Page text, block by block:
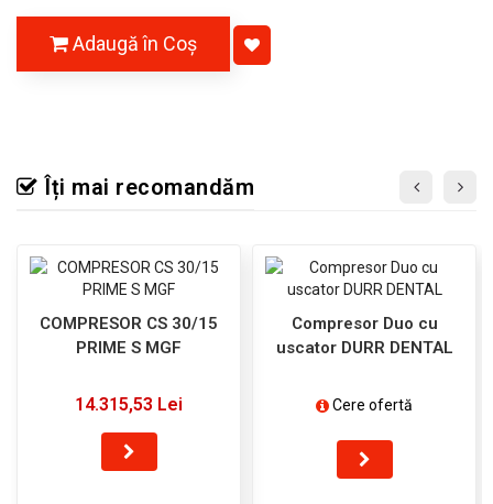
Adaugă în Coş
Îți mai recomandăm
COMPRESOR CS 30/15
PRIME S MGF
14.315,53 Lei
Compresor Duo cu
uscator DURR DENTAL
Cere ofertă